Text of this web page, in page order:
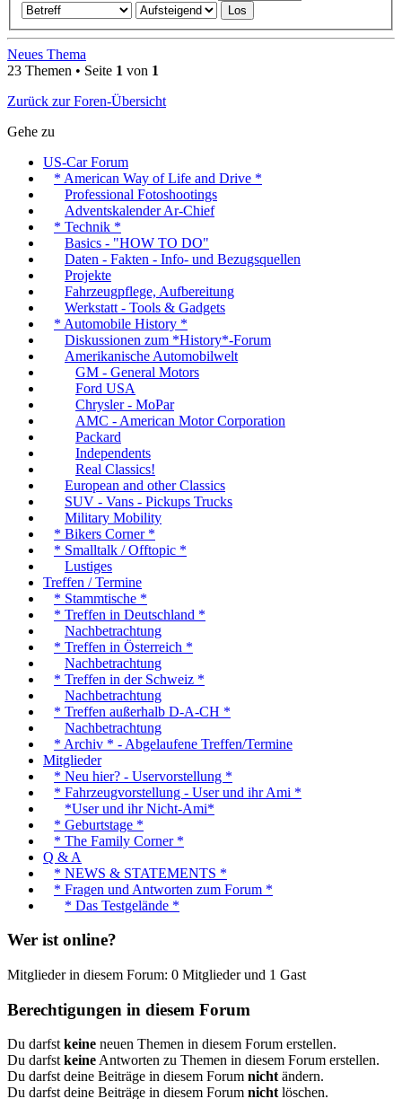
Neues Thema
23 Themen • Seite 1 von 1
Zurück zur Foren-Übersicht
Gehe zu
US-Car Forum
* American Way of Life and Drive *
Professional Fotoshootings
Adventskalender Ar-Chief
* Technik *
Basics - "HOW TO DO"
Daten - Fakten - Info- und Bezugsquellen
Projekte
Fahrzeugpflege, Aufbereitung
Werkstatt - Tools & Gadgets
* Automobile History *
Diskussionen zum *History*-Forum
Amerikanische Automobilwelt
GM - General Motors
Ford USA
Chrysler - MoPar
AMC - American Motor Corporation
Packard
Independents
Real Classics!
European and other Classics
SUV - Vans - Pickups Trucks
Military Mobility
* Bikers Corner *
* Smalltalk / Offtopic *
Lustiges
Treffen / Termine
* Stammtische *
* Treffen in Deutschland *
Nachbetrachtung
* Treffen in Österreich *
Nachbetrachtung
* Treffen in der Schweiz *
Nachbetrachtung
* Treffen außerhalb D-A-CH *
Nachbetrachtung
* Archiv * - Abgelaufene Treffen/Termine
Mitglieder
* Neu hier? - Uservorstellung *
* Fahrzeugvorstellung - User und ihr Ami *
*User und ihr Nicht-Ami*
* Geburtstage *
* The Family Corner *
Q & A
* NEWS & STATEMENTS *
* Fragen und Antworten zum Forum *
* Das Testgelände *
Wer ist online?
Mitglieder in diesem Forum: 0 Mitglieder und 1 Gast
Berechtigungen in diesem Forum
Du darfstkeine neuen Themen in diesem Forum erstellen.
Du darfstkeineAntworten zu Themen in diesem Forum erstellen.
Du darfst deine Beiträge in diesem Forum nichtändern.
Du darfst deine Beiträge in diesem Forum nichtlöschen.